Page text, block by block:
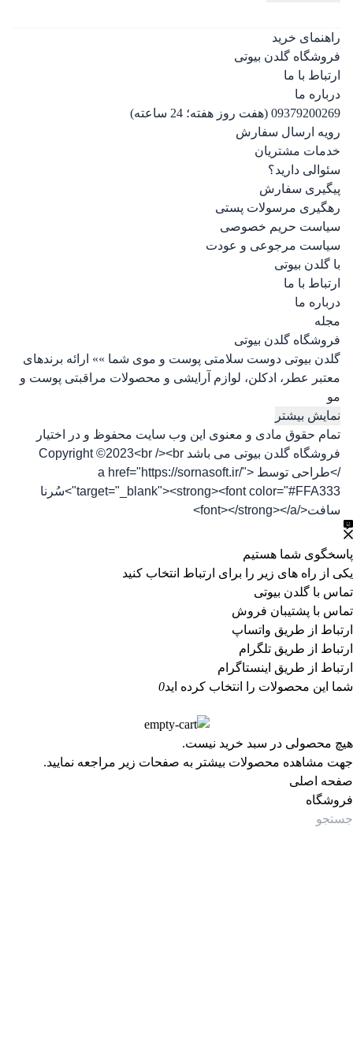
راهنمای خرید
فروشگاه گلدن بیوتی
ارتباط با ما
درباره ما
09379200269 (هفت روز هفته؛ 24 ساعته)
رویه ارسال سفارش
خدمات مشتریان
سئوالی دارید؟
پیگیری سفارش
رهگیری مرسولات پستی
سیاست حریم خصوصی
سیاست مرجوعی و عودت
با گلدن بیوتی
ارتباط با ما
درباره ما
مجله
فروشگاه گلدن بیوتی
گلدن بیوتی دوست سلامتی پوست و موی شما »» ارائه برندهای
معتبر عطر، ادکلن، لوازم آرایشی و محصولات مراقبتی پوست و
مو
نمایش بیشتر
تمام حقوق مادی و معنوی این وب سایت محفوظ و در اختیار
فروشگاه گلدن بیوتی می باشد Copyright ©2023<br /><br
/>طراحی توسط <a href="https://sornasoft.ir/"
target="_blank"><strong><font color="#FFA333">سُرنا
سافت</font></strong></a>
پاسخگوی شما هستیم
یکی از راه های زیر را برای ارتباط انتخاب کنید
تماس با گلدن بیوتی
تماس با پشتیبان فروش
ارتباط از طریق واتساپ
ارتباط از طریق تلگرام
ارتباط از طریق اینستاگرام
شما این محصولات را انتخاب کرده اید0
هیچ محصولی در سبد خرید نیست.
جهت مشاهده محصولات بیشتر به صفحات زیر مراجعه نمایید.
صفحه اصلی
فروشگاه